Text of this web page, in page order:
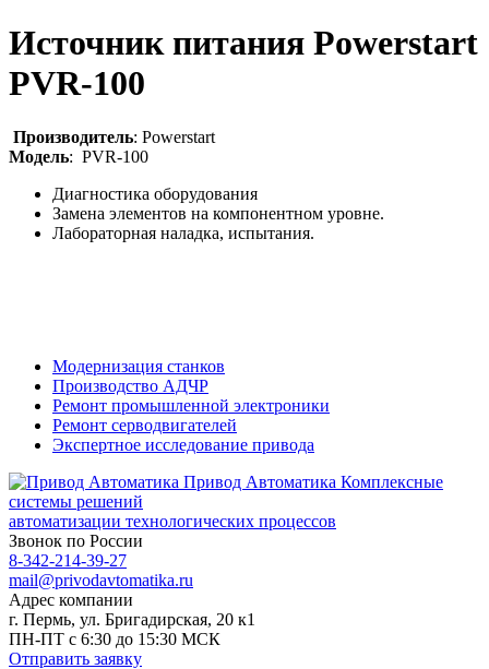
Источник питания Powerstart
PVR-100
Производитель: Powerstart
Модель: PVR-100
Диагностика оборудования
Замена элементов на компонентном уровне.
Лабораторная наладка, испытания.
Модернизация станков
Производство АДЧР
Ремонт промышленной электроники
Ремонт серводвигателей
Экспертное исследование привода
Привод Автоматика Комплексные
системы решений
автоматизации технологических процессов
Звонок по России
8-342-214-39-27
mail@privodavtomatika.ru
Адрес компании
г. Пермь, ул. Бригадирская, 20 к1
ПН-ПТ с 6:30 до 15:30 МСК
Отправить заявку